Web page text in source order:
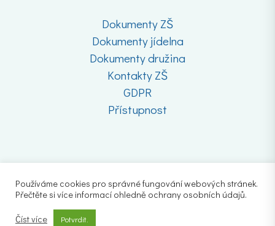
Dokumenty ZŠ
Dokumenty jídelna
Dokumenty družina
Kontakty ZŠ
GDPR
Přístupnost
Používáme cookies pro správné fungování webových stránek.
Přečtěte si více informací ohledně ochrany osobních údajů.
Číst více Potvrdit.